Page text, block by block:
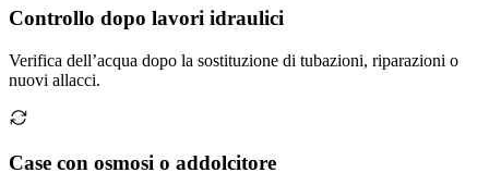
Controllo dopo lavori idraulici
Verifica dell’acqua dopo la sostituzione di tubazioni, riparazioni o
nuovi allacci.
Case con osmosi o addolcitore